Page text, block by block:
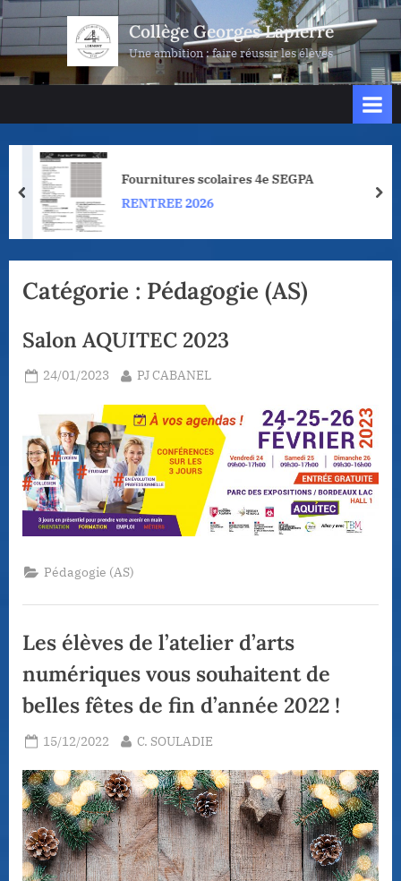
Skip
to
content
Collège Georges Lapierre
Une ambition : faire réussir les élèves
Fournitures scolaires 4e SEGPA
RENTREE 2026
prev
Catégorie : Pédagogie (AS)
Salon AQUITEC 2023
Posted
24/01/2023 By
PJ CABANEL
Pédagogie (AS)
Les élèves de l’atelier d’arts
numériques vous souhaitent de
belles fêtes de fin d’année 2022 !
Posted
15/12/2022 By
C. SOULADIE